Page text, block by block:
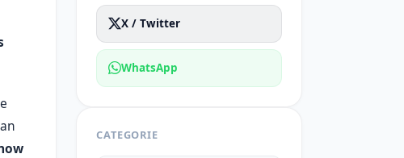
X / Twitter
WhatsApp
CATEGORIE